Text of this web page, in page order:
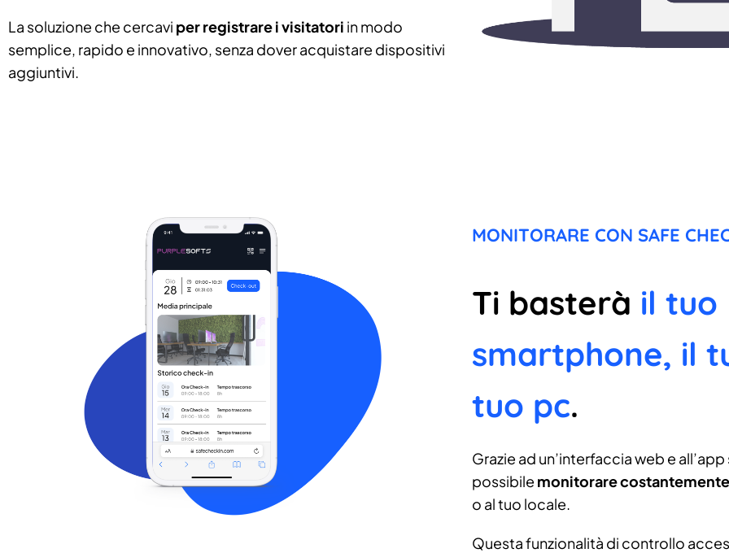
La soluzione che cercavi per registrare i visitatori in modo
semplice, rapido e innovativo, senza dover acquistare dispositivi
aggiuntivi.
MONITORARE CON SAFE
Ti basterà il tuo
smartphone, il
tuo pc.
Grazie ad un’interfaccia web e
possibile monitorare
o al tuo locale.
Questa funzionalità di controllo